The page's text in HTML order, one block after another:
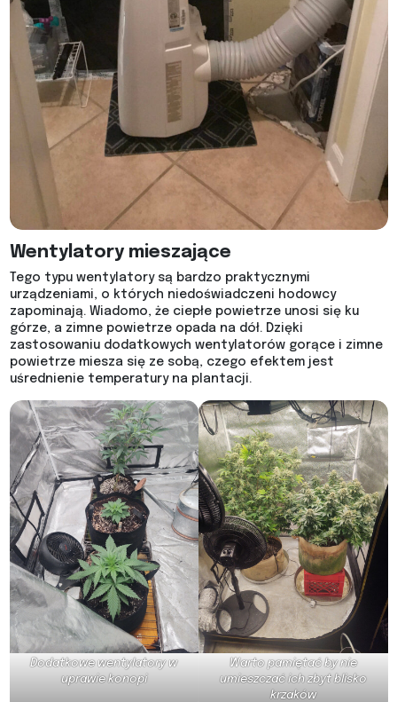
Wentylatory mieszające
Tego typu wentylatory są bardzo praktycznymi
urządzeniami, o których niedoświadczeni hodowcy
zapominają. Wiadomo, że ciepłe powietrze unosi się ku
górze, a zimne powietrze opada na dół. Dzięki
zastosowaniu dodatkowych wentylatorów gorące i zimne
powietrze miesza się ze sobą, czego efektem jest
uśrednienie temperatury na plantacji.
Dodatkowe wentylatory w
uprawie konopi
Warto pamiętać by nie
umieszczać ich zbyt blisko
krzaków